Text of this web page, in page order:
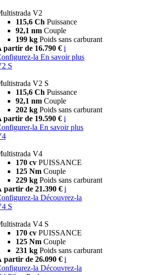
V2
115,6 Ch Puissance
92,1 nm Couple
199 kg Poids sans carburant
partir de 16.790 € i
la En savoir plus
S
V2 S
115,6 Ch Puissance
92,1 nm Couple
202 kg Poids sans carburant
partir de 19.590 € i
la En savoir plus
V4
170 cv PUISSANCE
125 Nm Couple
229 kg Poids sans carburant
partir de 21.390 € i
la Découvrez-la
S
V4 S
170 cv PUISSANCE
125 Nm Couple
231 kg Poids sans carburant
partir de 26.090 € i
la Découvrez-la